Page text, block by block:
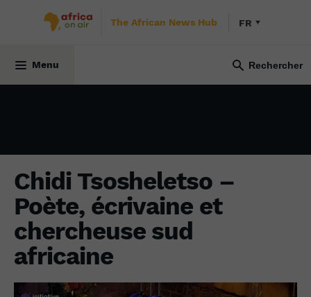
The African News Hub FR
Menu
Chidi Tsosheletso –
Poète, écrivaine et
chercheuse sud
africaine